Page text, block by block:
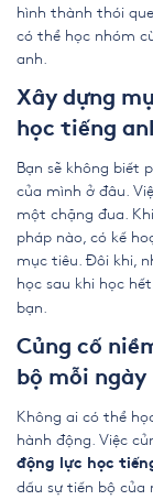
hình thành thói
có thể học nhóm
anh.
Xây dựng
học tiếng
Bạn sẽ không biết
của mình ở đâu.
một chặng đua.
pháp nào, có kế
mục tiêu. Đôi khi,
học sau khi học
bạn.
Củng cố
bộ mỗi ngày
Không ai có thể
hành động. Việc
động lực học
dấu sự tiến bộ của